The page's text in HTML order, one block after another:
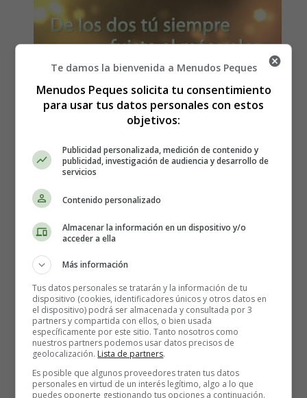
Me miras diferente, me abrazas y no siento tu calor
Te digo lo que siento, me interrumpes y terminas la
oración
siempre tienes la razón...
Tú... libreto de siempre tan predecible
Ya... ya me lo sé
Así que corre, corre, corre, corazón
de los dos tu siempre fuiste el más veloz
toma todo lo que quieras pero vete ya
que mis lágrimas jamás te voy a dar
Así que corre como siempre no mires atrás
lo has hecho ya y la verdad, me da igual.
Te damos la bienvenida a Menudos Peques
Menudos Peques solicita tu consentimiento
para usar tus datos personales con estos
objetivos:
Publicidad personalizada, medición de contenido y
publicidad, investigación de audiencia y desarrollo de
servicios
Contenido personalizado
Almacenar la información en un dispositivo y/o
acceder a ella
Más información
Tus datos personales se tratarán y la información de tu
dispositivo (cookies, identificadores únicos y otros datos en
el dispositivo) podrá ser almacenada y consultada por 3
partners y compartida con ellos, o bien usada
específicamente por este sitio. Tanto nosotros como
nuestros partners podemos usar datos precisos de
geolocalización. Lista de partners.
Es posible que algunos proveedores traten tus datos
personales en virtud de un interés legítimo, algo a lo que
puedes oponerte gestionando tus opciones a continuación.